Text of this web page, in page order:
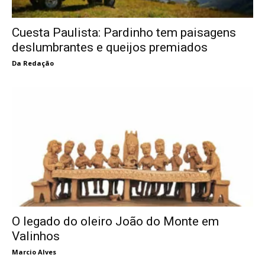
Cuesta Paulista: Pardinho tem paisagens
deslumbrantes e queijos premiados
Da Redação
O legado do oleiro João do Monte em
Valinhos
Marcio Alves